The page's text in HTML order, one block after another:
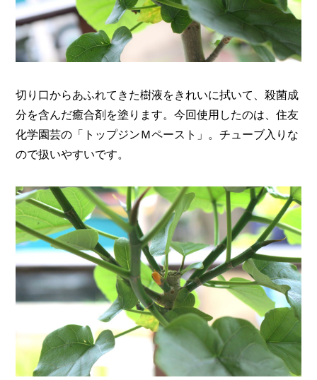
切り口からあふれてきた樹液をきれいに拭いて、殺菌成
分を含んだ癒合剤を塗ります。今回使用したのは、住友
化学園芸の「トップジンＭペースト」。チューブ入りな
ので扱いやすいです。